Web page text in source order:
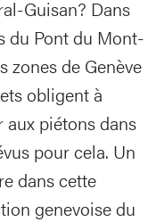
Guisan? Dans
du Pont du Mont-
zones de Genève
obligent à
aux piétons dans
pour cela. Un
dans cette
genevoise du